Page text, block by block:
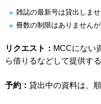
雑誌の最新号は貸出しま
冊数の制限はありません
リクエスト： MCCにない
ら借りるなどして提供す
予約： 貸出中の資料は、